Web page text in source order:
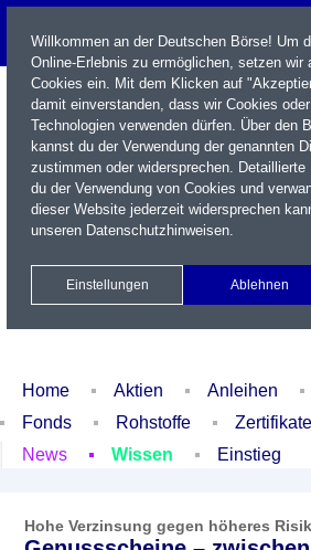
Name / WKN / ISIN / Kürzel
Newsletter Kontakt
Xetra Realtime
Watchlist
Home Aktien Anleihen
Fonds
Rohstoffe Zertifikate
News
Wissen Einstieg
Hohe Verzinsung gegen höheres
Willkommen an der Deutschen Börse! Um
Online-Erlebnis zu ermöglichen, setzen wir
Cookies ein. Mit dem Klicken auf
damit einverstanden, dass wir Cookies
Technologien verwenden dürfen. Über den
kannst du der Verwendung der genannten
zustimmen oder widersprechen.
du der Verwendung von Cookies und
dieser Website jederzeit widersprechen
unseren Datenschutzhinweisen.
Einstellungen Ablehnen